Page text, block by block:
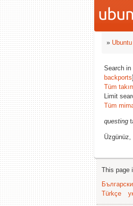
» Ubuntu
Search
backports
Tüm
Limit
Tüm
questing
Üzgünüz,
This page
Türkçe